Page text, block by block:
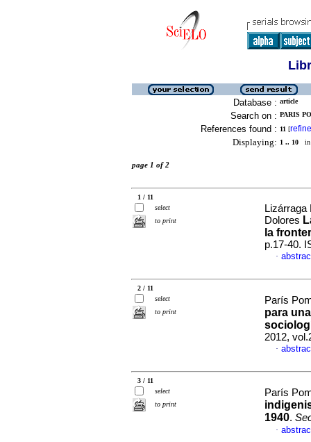
Database : article
Search on : PARIS
References found : 11 [refine
Displaying: 1 .. 10 in
page 1 of 2
1 / 11
select
to print
Dolores
la
p.17-40.
·
2 / 11
select
to print
París
para
2012,
·
3 / 11
select
to print
París
1940.
·